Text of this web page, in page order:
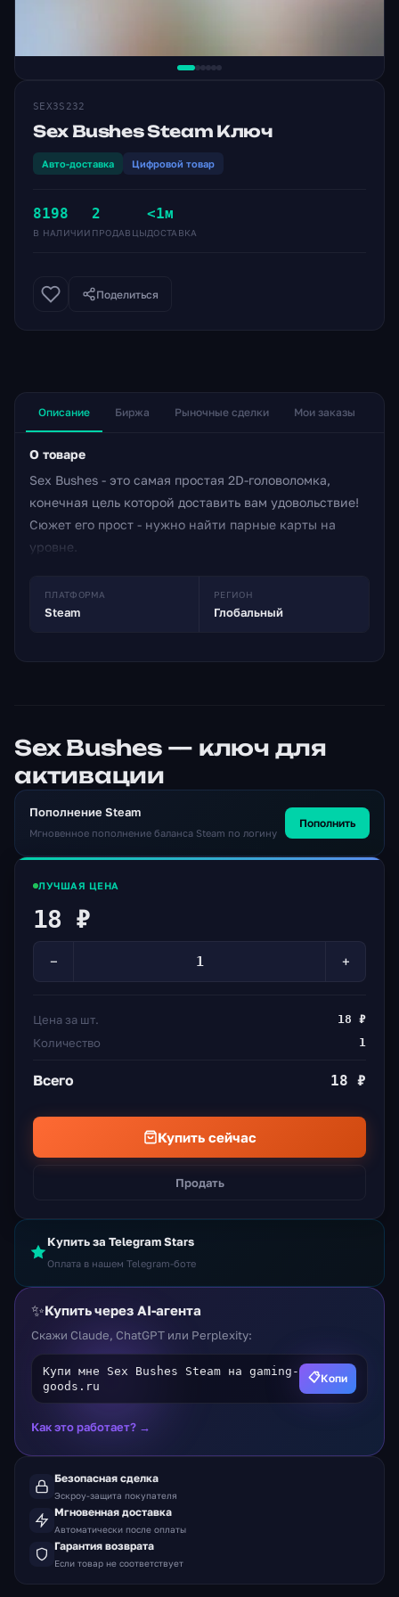
SEX3S232
Sex Bushes Steam Ключ
Авто-доставка Цифровой товар
8198
В НАЛИЧИИ
2
ПРОДАВЦЫ
<1м
ДОСТАВКА
Поделиться
Описание Биржа Рыночные сделки Мои заказы
О товаре
Sex Bushes - это самая простая 2D-головоломка,
конечная цель которой доставить вам удовольствие!
Сюжет его прост - нужно найти парные карты на
уровне.
ПЛАТФОРМА
Steam
РЕГИОН
Глобальный
Sex Bushes — ключ для
активации
Пополнение Steam
Мгновенное пополнение баланса Steam по логину
Пополнить
ЛУЧШАЯ ЦЕНА
18 ₽
− +
Цена за шт. 18 ₽
Количество 1
Всего 18 ₽
Купить сейчас
Продать
Купить за Telegram Stars
Оплата в нашем Telegram-боте
✨Купить через AI-агента
Скажи Claude, ChatGPT или Perplexity:
Купи мне Sex Bushes Steam на gaming-
goods.ru
📋Копи
Как это работает? →
Безопасная сделка
Эскроу-защита покупателя
Мгновенная доставка
Автоматически после оплаты
Гарантия возврата
Если товар не соответствует